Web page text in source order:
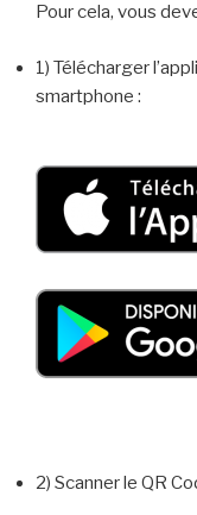
Pour cela, vous
1) Télécharger
smartphone :
2) Scanner le QR